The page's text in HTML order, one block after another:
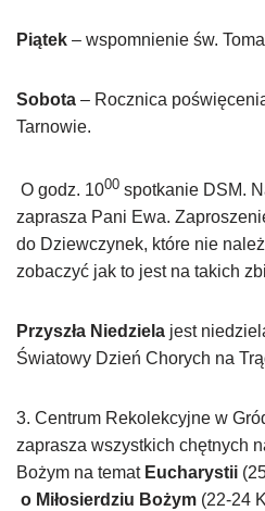
Piątek – wspomnienie św.
Sobota – Rocznica
Tarnowie.
O godz. 1000 spotkanie DSM.
zaprasza Pani Ewa.
do Dziewczynek, które nie
zobaczyć jak to jest na takich
Przyszła Niedziela jest
Światowy Dzień Chorych na
3. Centrum Rekolekcyjne w
zaprasza wszystkich chętnych
Bożym na temat Eucharystii
o Miłosierdziu Bożym (22-24